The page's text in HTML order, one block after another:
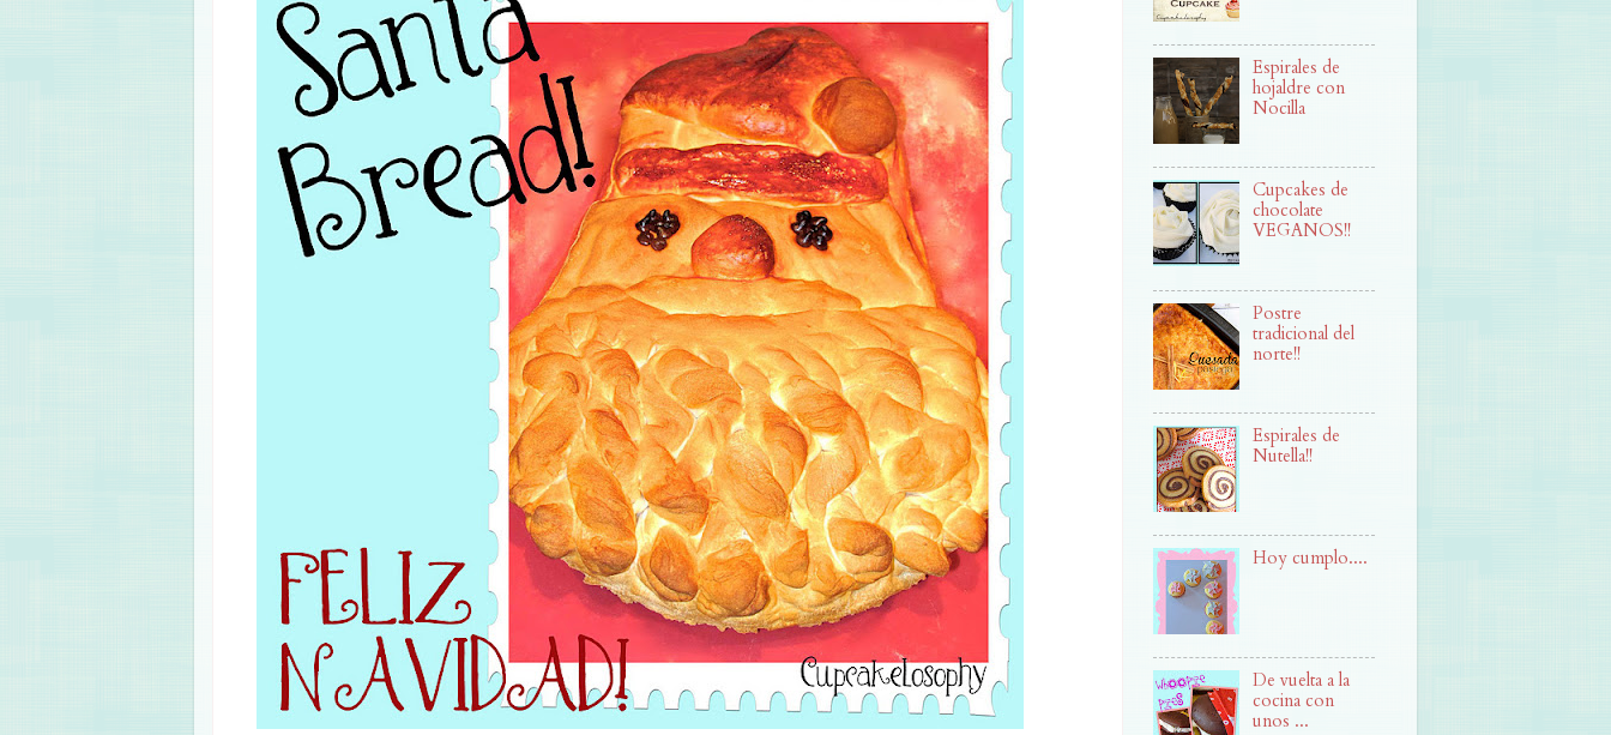
Espirales de
hojaldre con
Nocilla
Cupcakes de
chocolate
VEGANOS!!
Postre
tradicional del
norte!!
Espirales de
Nutella!!
Hoy cumplo....
De vuelta a la
cocina con
unos ...